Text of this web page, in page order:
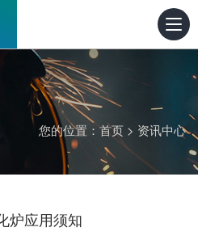
您的位置： 首页 > 资讯中心
炉应用须知